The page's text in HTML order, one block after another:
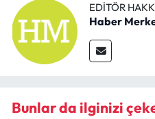
EDITÖR
Haber
Bunlar da ilginizi